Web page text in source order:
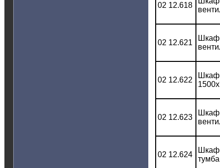
02 12.618
02 12.621
Шкаф
02 12.622
Шкаф
02 12.623
Шкаф
02 12.624
Шкаф